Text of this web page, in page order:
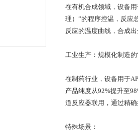
在有机合成领域，设备
理）”的程序控温，反应
反应的温度曲线，合成
工业生产：规模化制造的
在制药行业，设备用于
产品纯度从92%提升至
道反应器联用，通过精
特殊场景：